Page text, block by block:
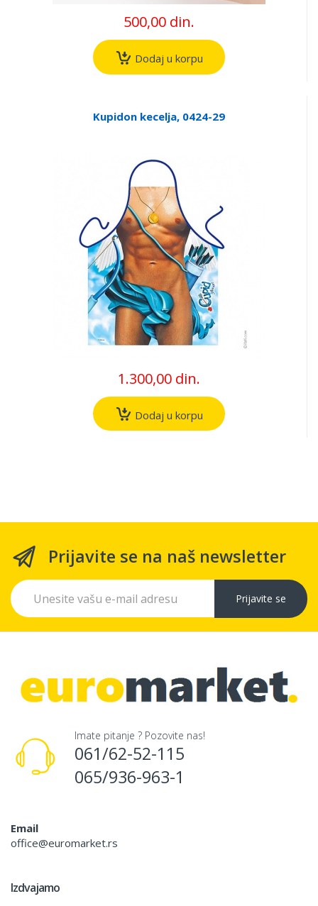
500,00 din.
Dodaj u korpu
Kupidon kecelja, 0424-29
1.300,00 din.
Dodaj u korpu
Prijavite se na naš newsletter
Prijavite se
Imate pitanje ? Pozovite nas!
061/62-52-115
065/936-963-1
Email
office@euromarket.rs
Izdvajamo